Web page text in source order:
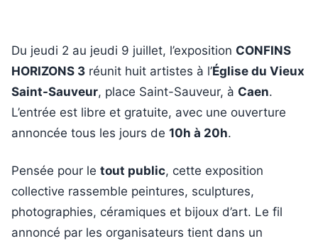
Du jeudi 2 au jeudi 9 juillet, l’exposition CONFINS
HORIZONS 3 réunit huit artistes à l’Église du Vieux
Saint-Sauveur, place Saint-Sauveur, à Caen.
L’entrée est libre et gratuite, avec une ouverture
annoncée tous les jours de 10h à 20h.
Pensée pour le tout public, cette exposition
collective rassemble peintures, sculptures,
photographies, céramiques et bijoux d’art. Le fil
annoncé par les organisateurs tient dans un